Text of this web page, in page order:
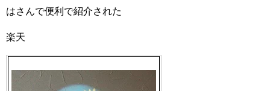
はさんで便利で紹介された
楽天